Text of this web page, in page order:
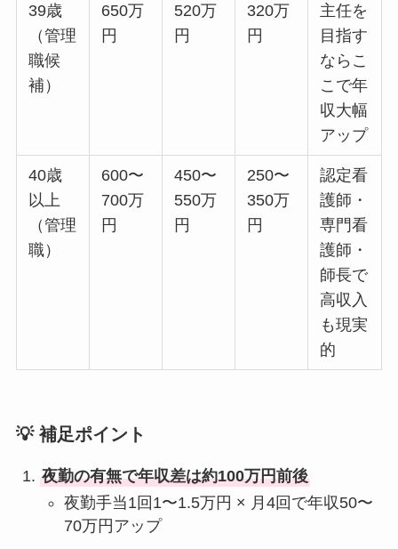
39歳
（管理
職候
補）
650万
円
520万
円
320万
円
主任を
目指す
ならこ
こで年
収大幅
アップ
40歳
以上
（管理
職）
600〜
700万
円
450〜
550万
円
250〜
350万
円
認定看
護師・
専門看
護師・
師長で
高収入
も現実
的
💡 補足ポイント
夜勤の有無で年収差は約100万円前後
夜勤手当1回1〜1.5万円 × 月4回で年収50〜
70万円アップ